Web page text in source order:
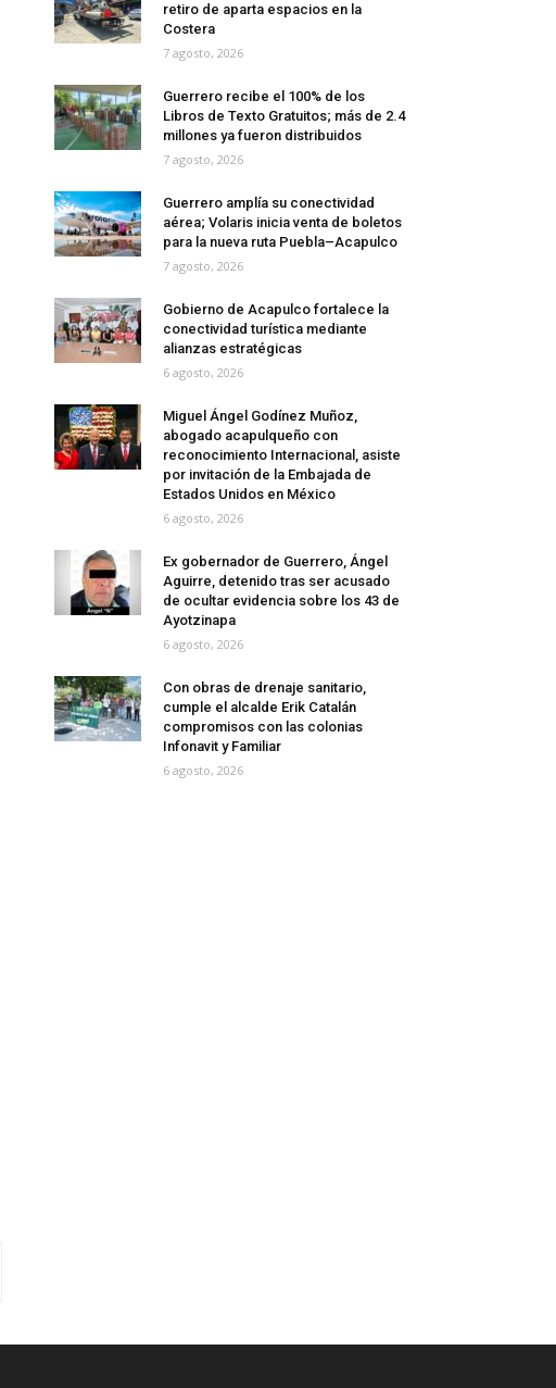
retiro de aparta espacios en la
Costera
7 agosto, 2026
Guerrero recibe el 100% de los
Libros de Texto Gratuitos; más de 2.4
millones ya fueron distribuidos
7 agosto, 2026
Guerrero amplía su conectividad
aérea; Volaris inicia venta de boletos
para la nueva ruta Puebla–Acapulco
7 agosto, 2026
Gobierno de Acapulco fortalece la
conectividad turística mediante
alianzas estratégicas
6 agosto, 2026
Miguel Ángel Godínez Muñoz,
abogado acapulqueño con
reconocimiento Internacional, asiste
por invitación de la Embajada de
Estados Unidos en México
6 agosto, 2026
Ex gobernador de Guerrero, Ángel
Aguirre, detenido tras ser acusado
de ocultar evidencia sobre los 43 de
Ayotzinapa
6 agosto, 2026
Con obras de drenaje sanitario,
cumple el alcalde Erik Catalán
compromisos con las colonias
Infonavit y Familiar
6 agosto, 2026